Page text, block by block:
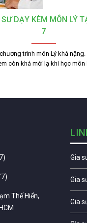
DẠY KÈM MÔN LÝ
7
trình môn Lý khá nặng.
còn khá mới lạ khi học môn
Thế Hiển,
Gia
Gia
Gia